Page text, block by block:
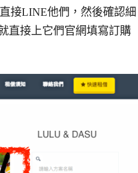
接LINE他們，然後確認細
直接上它們官網填寫訂購